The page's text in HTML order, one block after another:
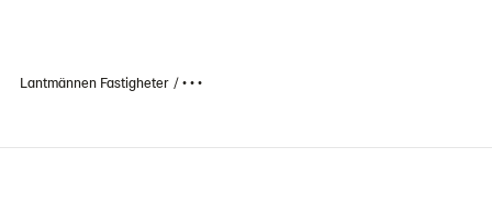
Lantmännen Fastigheter • • •